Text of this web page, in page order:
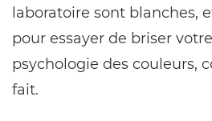
laboratoire sont blanches,
pour essayer de briser
psychologie des couleurs,
fait.